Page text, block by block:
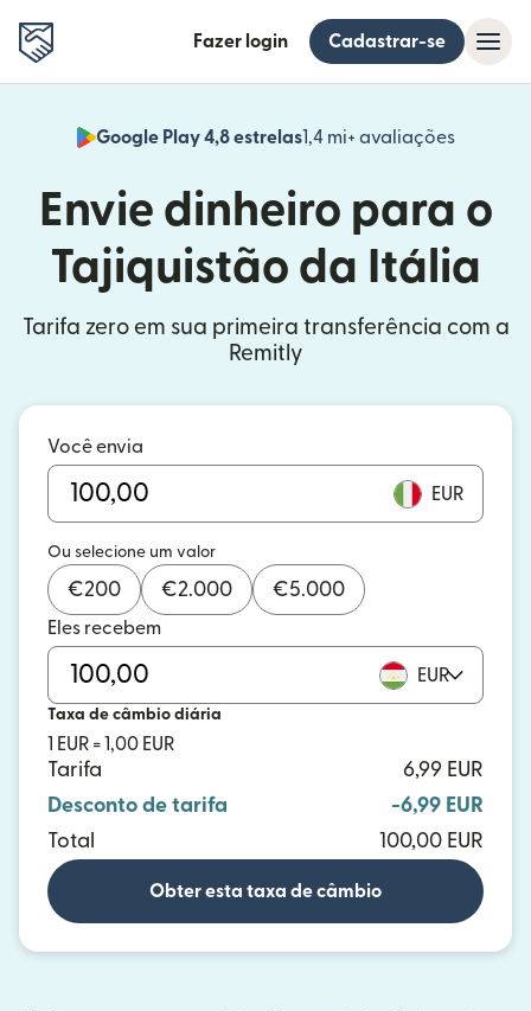
Fazer login Cadastrar-se
Google Play 4,8 estrelas1,4 mi+ avaliações
(abre
Envie dinheiro para o
Tajiquistão da Itália
Tarifa zero em sua primeira transferência com a
Remitly
Você envia
EUR
Ou selecione um valor
€200 €2.000 €5.000
Eles recebem
EUR
Taxa de câmbio diária
1 EUR = 1,00 EUR
Tarifa
6,99 EUR
Desconto de tarifa
-6,99 EUR
Total
100,00 EUR
Obter esta taxa de câmbio